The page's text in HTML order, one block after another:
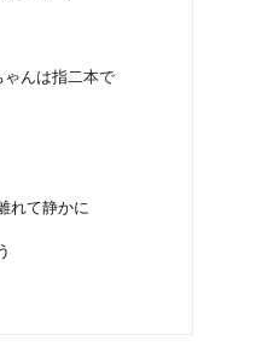
んは指二本で
れて静かに